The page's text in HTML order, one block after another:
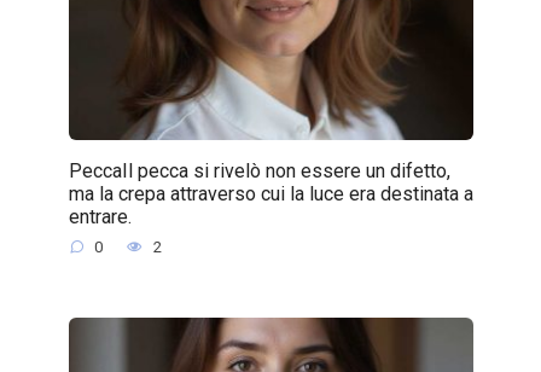
PeccaIl pecca si rivelò non essere un difetto,
ma la crepa attraverso cui la luce era destinata a
entrare.
0 2